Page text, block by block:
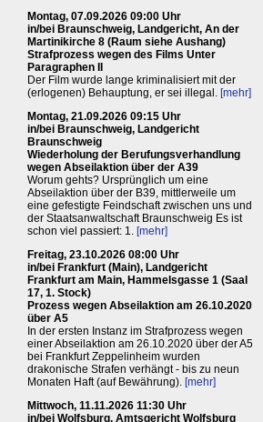
Montag, 07.09.2026 09:00 Uhr
in/bei Braunschweig, Landgericht, An der
Martinikirche 8 (Raum siehe Aushang)
Strafprozess wegen des Films Unter
Paragraphen II
Der Film wurde lange kriminalisiert mit der
(erlogenen) Behauptung, er sei illegal. [mehr]
Montag, 21.09.2026 09:15 Uhr
in/bei Braunschweig, Landgericht
Braunschweig
Wiederholung der Berufungsverhandlung
wegen Abseilaktion über der A39
Worum gehts? Ursprünglich um eine
Abseilaktion über der B39, mittlerweile um
eine gefestigte Feindschaft zwischen uns und
der Staatsanwaltschaft Braunschweig Es ist
schon viel passiert: 1. [mehr]
Freitag, 23.10.2026 08:00 Uhr
in/bei Frankfurt (Main), Landgericht
Frankfurt am Main, Hammelsgasse 1 (Saal
17, 1. Stock)
Prozess wegen Abseilaktion am 26.10.2020
über A5
In der ersten Instanz im Strafprozess wegen
einer Abseilaktion am 26.10.2020 über der A5
bei Frankfurt Zeppelinheim wurden
drakonische Strafen verhängt - bis zu neun
Monaten Haft (auf Bewährung). [mehr]
Mittwoch, 11.11.2026 11:30 Uhr
in/bei Wolfsburg, Amtsgericht Wolfsburg